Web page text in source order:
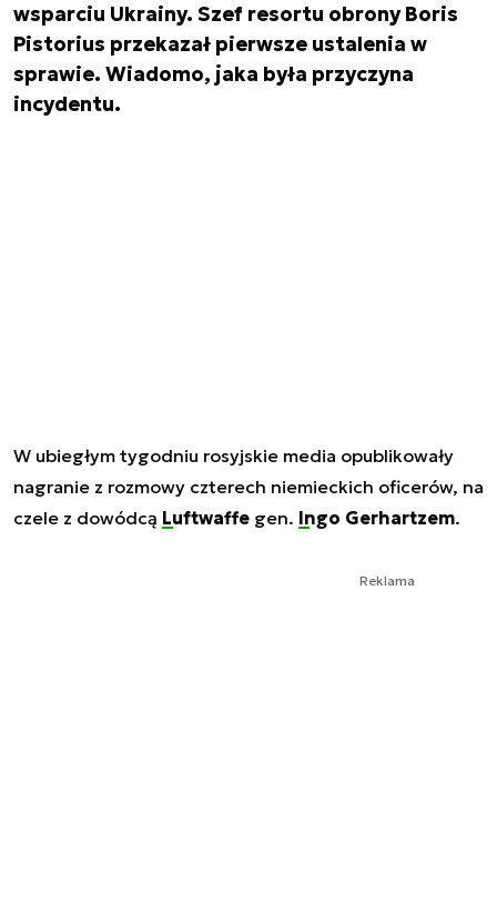
wsparciu Ukrainy. Szef resortu obrony Boris
Pistorius przekazał pierwsze ustalenia w
sprawie. Wiadomo, jaka była przyczyna
incydentu.
W ubiegłym tygodniu rosyjskie media opublikowały
nagranie z rozmowy czterech niemieckich oficerów, na
czele z dowódcą Luftwaffe gen. Ingo Gerhartzem.
Reklama